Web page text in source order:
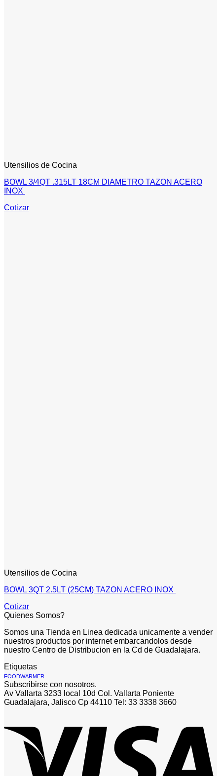
Utensilios de Cocina
BOWL 3/4QT .315LT 18CM DIAMETRO TAZON ACERO
INOX
Cotizar
Utensilios de Cocina
BOWL 3QT 2.5LT (25CM) TAZON ACERO INOX
Cotizar
Quienes Somos?
Somos una Tienda en Linea dedicada unicamente a vender
nuestros productos por internet embarcandolos desde
nuestro Centro de Distribucion en la Cd de Guadalajara.
Etiquetas
FOODWARMER
Subscribirse con nosotros.
Av Vallarta 3233 local 10d Col. Vallarta Poniente
Guadalajara, Jalisco Cp 44110 Tel: 33 3338 3660